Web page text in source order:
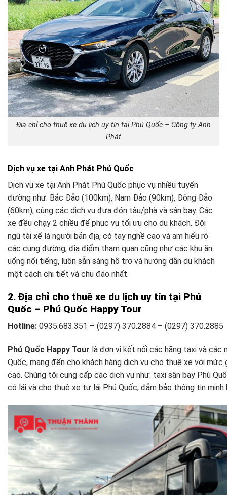
Địa chỉ cho thuê xe du lịch uy tín tại Phú Quốc – Công ty Anh
Phát
Dịch vụ xe tại Anh Phát Phú Quốc
Dịch vụ xe tại Anh Phát Phú Quốc phục vụ nhiều tuyến
đường như: Bắc Đảo (100km), Nam Đảo (90km), Đông Đảo
(60km), cùng các dịch vụ đưa đón tàu/phà và sân bay. Các
xe đều chạy 2 chiều để phục vụ tối ưu cho du khách. Đội
ngũ tài xế là người bản địa, có tay nghề cao và am hiểu rõ
các cung đường, địa điểm tham quan cũng như các khu ăn
uống nổi tiếng, luôn sẵn sàng hỗ trợ và hướng dẫn du khách
một cách chi tiết và chu đáo nhất.
2. Địa chỉ cho thuê xe du lịch uy tín tại Phú
Quốc – Phú Quốc Happy Tour
Hotline: 0935.683.351 – (0297) 370.2884 – (0297) 370.2885
Phú Quốc Happy Tour là đơn vị kết nối các hãng taxi và các
Quốc, mang đến cho khách hàng dịch vụ cho thuê xe với
cao. Chúng tôi cung cấp các dịch vụ như: taxi sân bay Phú
có lái và cho thuê xe tự lái Phú Quốc, đảm bảo thông tin minh